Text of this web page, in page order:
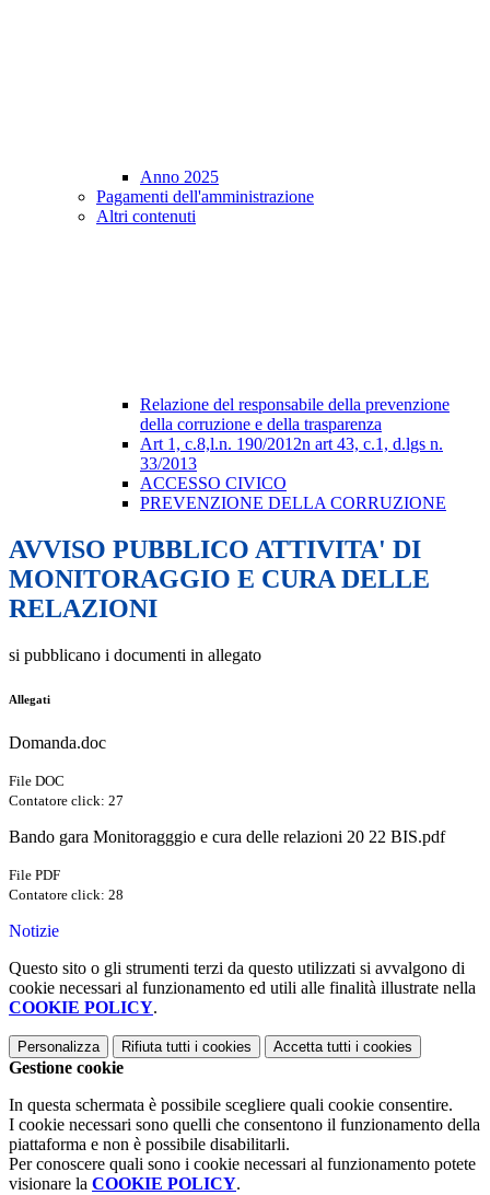
Anno 2025
Pagamenti dell'amministrazione
Altri contenuti
Relazione del responsabile della prevenzione
della corruzione e della trasparenza
Art 1, c.8,l.n. 190/2012n art 43, c.1, d.lgs n.
33/2013
ACCESSO CIVICO
PREVENZIONE DELLA CORRUZIONE
AVVISO PUBBLICO ATTIVITA' DI
MONITORAGGIO E CURA DELLE
RELAZIONI
si pubblicano i documenti in allegato
Allegati
Domanda.doc
File DOC
Contatore click: 27
Bando gara Monitoragggio e cura delle relazioni 20 22 BIS.pdf
File PDF
Contatore click: 28
Notizie
Questo sito o gli strumenti terzi da questo utilizzati si avvalgono di
cookie necessari al funzionamento ed utili alle finalità illustrate nella
COOKIE POLICY.
Personalizza Rifiuta tutti i cookies Accetta tutti i cookies
Gestione cookie
In questa schermata è possibile scegliere quali cookie consentire.
I cookie necessari sono quelli che consentono il funzionamento della
piattaforma e non è possibile disabilitarli.
Per conoscere quali sono i cookie necessari al funzionamento potete
visionare la COOKIE POLICY.